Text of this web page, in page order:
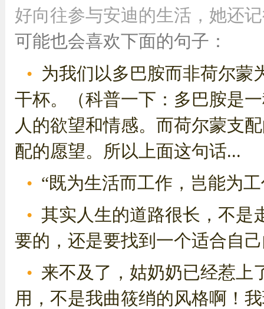
好向往参与安迪的生活，她还
可能也会喜欢下面的句子：
为我们以多巴胺而非荷尔蒙
干杯。（科普一下：多巴胺是
人的欲望和情感。而荷尔蒙支
配的愿望。所以上面这句话...
“既为生活而工作，岂能为
其实人生的道路很长，不是
要的，还是要找到一个适合自
来不及了，姑奶奶已经惹上
用，不是我曲筱绡的风格啊！